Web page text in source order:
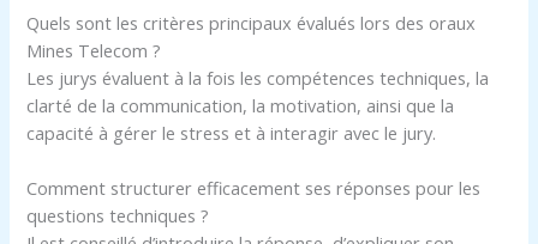
Quels sont les critères principaux évalués lors des oraux
Mines Telecom ?
Les jurys évaluent à la fois les compétences techniques, la
clarté de la communication, la motivation, ainsi que la
capacité à gérer le stress et à interagir avec le jury.
Comment structurer efficacement ses réponses pour les
questions techniques ?